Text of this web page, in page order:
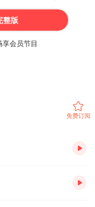
整版
会员节目
免费订阅